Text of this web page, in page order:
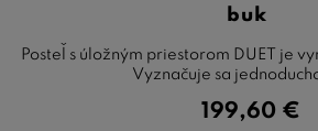
buk
Posteľ s úložným priestorom DUET je
Vyznačuje sa
199,60 €